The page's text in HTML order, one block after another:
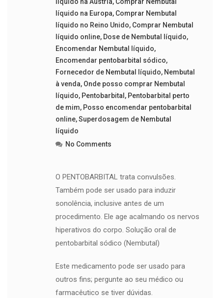
líquido na Áustria, Comprar Nembutal
líquido na Europa, Comprar Nembutal
líquido no Reino Unido, Comprar Nembutal
líquido online, Dose de Nembutal líquido,
Encomendar Nembutal líquido,
Encomendar pentobarbital sódico,
Fornecedor de Nembutal líquido, Nembutal
à venda, Onde posso comprar Nembutal
líquido, Pentobarbital , Pentobarbital perto
de mim, Posso encomendar pentobarbital
online,Superdosagem de Nembutal
líquido
No Comments
O PENTOBARBITAL trata convulsões.
Também pode ser usado para induzir
sonolência, inclusive antes de um
procedimento. Ele age acalmando os nervos
hiperativos do corpo. Solução oral de
pentobarbital sódico (Nembutal)
Este medicamento pode ser usado para
outros fins; pergunte ao seu médico ou
farmacêutico se tiver dúvidas.